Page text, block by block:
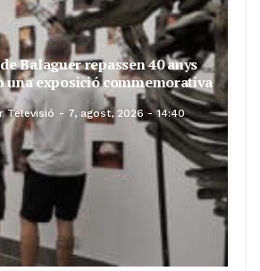
Balaguer repassen 40 anys
una exposició commemorativa
Televisió 7, agost, 2026 - 14:40